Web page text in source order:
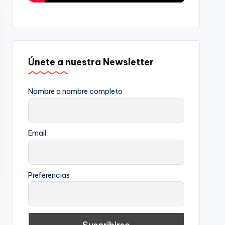
Únete a nuestra Newsletter
Nombre o nombre completo
Email
Preferencias